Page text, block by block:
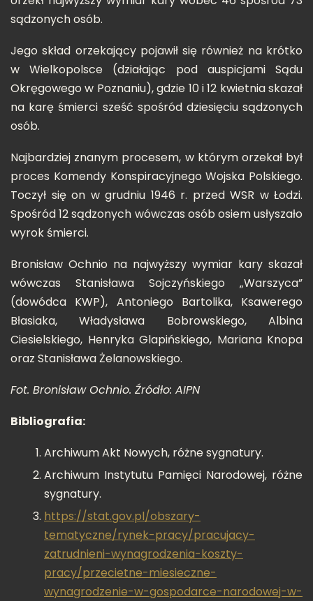
sądzonych osób.
Jego skład orzekający pojawił się również na krótko
w Wielkopolsce (działając pod auspicjami Sądu
Okręgowego w Poznaniu), gdzie 10 i 12 kwietnia skazał
na karę śmierci sześć spośród dziesięciu sądzonych
osób.
Najbardziej znanym procesem, w którym orzekał był
proces Komendy Konspiracyjnego Wojska Polskiego.
Toczył się on w grudniu 1946 r. przed WSR w Łodzi.
Spośród 12 sądzonych wówczas osób osiem usłyszało
wyrok śmierci.
Bronisław Ochnio na najwyższy wymiar kary skazał
wówczas Stanisława Sojczyńskiego „Warszyca”
(dowódca KWP), Antoniego Bartolika, Ksawerego
Błasiaka, Władysława Bobrowskiego, Albina
Ciesielskiego, Henryka Glapińskiego, Mariana Knopa
oraz Stanisława Żelanowskiego.
Fot. Bronisław Ochnio. Źródło: AIPN
Bibliografia:
Archiwum Akt Nowych, różne sygnatury.
Archiwum Instytutu Pamięci Narodowej, różne
sygnatury.
https://stat.gov.pl/obszary-
tematyczne/rynek-pracy/pracujacy-
zatrudnieni-wynagrodzenia-koszty-
pracy/przecietne-miesieczne-
wynagrodzenie-w-gospodarce-narodowej-w-